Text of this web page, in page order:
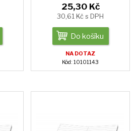
25,30 Kč
30,61 Kč s DPH
Do košíku
NA DOTAZ
Kód: 10101143